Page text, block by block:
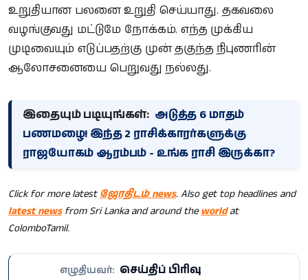
உறுதியான பலனை உறுதி செய்யாது. தகவலை
வழங்குவது மட்டுமே நோக்கம். எந்த முக்கிய
முடிவையும் எடுப்பதற்கு முன் தகுந்த நிபுணரின்
ஆலோசனையை பெறுவது நல்லது.
இதையும் படியுங்கள்: அடுத்த 6 மாதம்
பணமழை! இந்த 2 ராசிக்காரர்களுக்கு
ராஜயோகம் ஆரம்பம் - உங்க ராசி இருக்கா?
Click for more latestஜோதிடம் news. Also get top headlines and
latest newsfrom Sri Lanka and around theworldat
ColomboTamil.
எழுதியவர்: செய்திப் பிரிவு